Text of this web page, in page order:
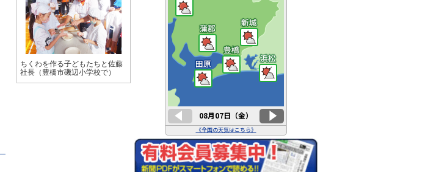
ちくわを作る子どもたちと佐藤
社長（豊橋市磯辺小学校で）